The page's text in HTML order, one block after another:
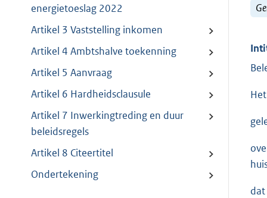
energietoeslag 2022
Artikel 3 Vaststelling inkomen
Artikel 4 Ambtshalve toekenning
Artikel 5 Aanvraag
Artikel 6 Hardheidsclausule
Artikel 7 Inwerkingtreding en duur
beleidsregels
Artikel 8 Citeertitel
Ondertekening